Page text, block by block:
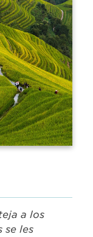
a los
se les